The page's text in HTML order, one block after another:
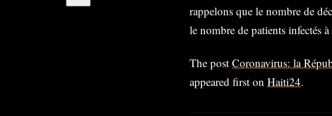
rappelons que le nombre de
le nombre de patients infectés
The post Coronavirus: la
appeared first on Haiti24.